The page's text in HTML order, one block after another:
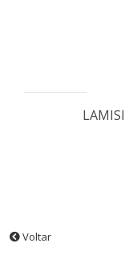
Voltar